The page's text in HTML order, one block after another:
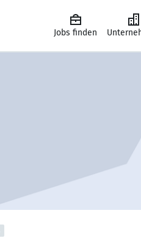
Jobs finden